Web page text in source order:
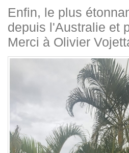
Enfin, le plus
depuis l'Australie et
Merci à Olivier